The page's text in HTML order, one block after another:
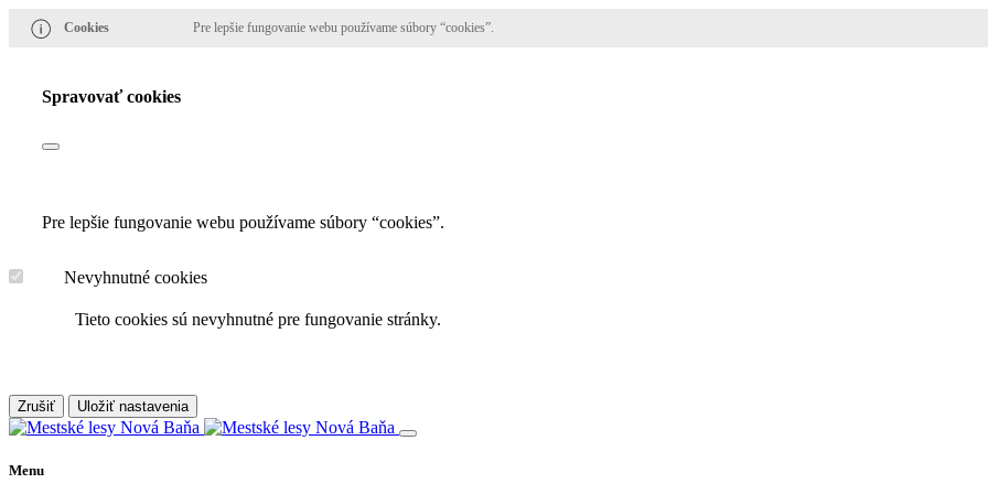
Cookies Pre lepšie fungovanie webu používame súbory “cookies”.
Spravovať cookies
Pre lepšie fungovanie webu používame súbory “cookies”.
Nevyhnutné cookies
Tieto cookies sú nevyhnutné pre fungovanie stránky.
Zrušiť Uložiť nastavenia
Menu